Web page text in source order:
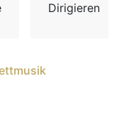
Dirigieren